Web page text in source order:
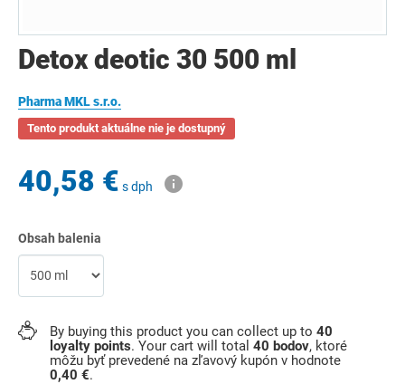
Detox deotic 30 500 ml
Pharma MKL s.r.o.
Tento produkt aktuálne nie je dostupný
40,58 € s dph
Obsah balenia
By buying this product you can collect up to 40
loyalty points. Your cart will total 40 bodov, ktoré
môžu byť prevedené na zľavový kupón v hodnote
0,40 €.